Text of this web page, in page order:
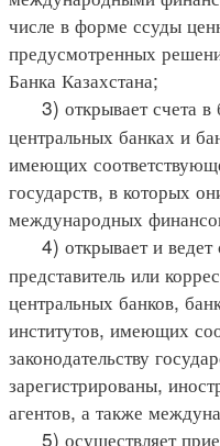
числе в форме ссуды
предусмотренных
Банка Казахстана;
3) открывает счета в
центральных банках и
имеющих
государств, в которых
международных
4) открывает и ведет
представитель или
центральных банков,
институтов, имеющих
законодательству
зарегистрированы,
агентов, а также
5) осуществляет